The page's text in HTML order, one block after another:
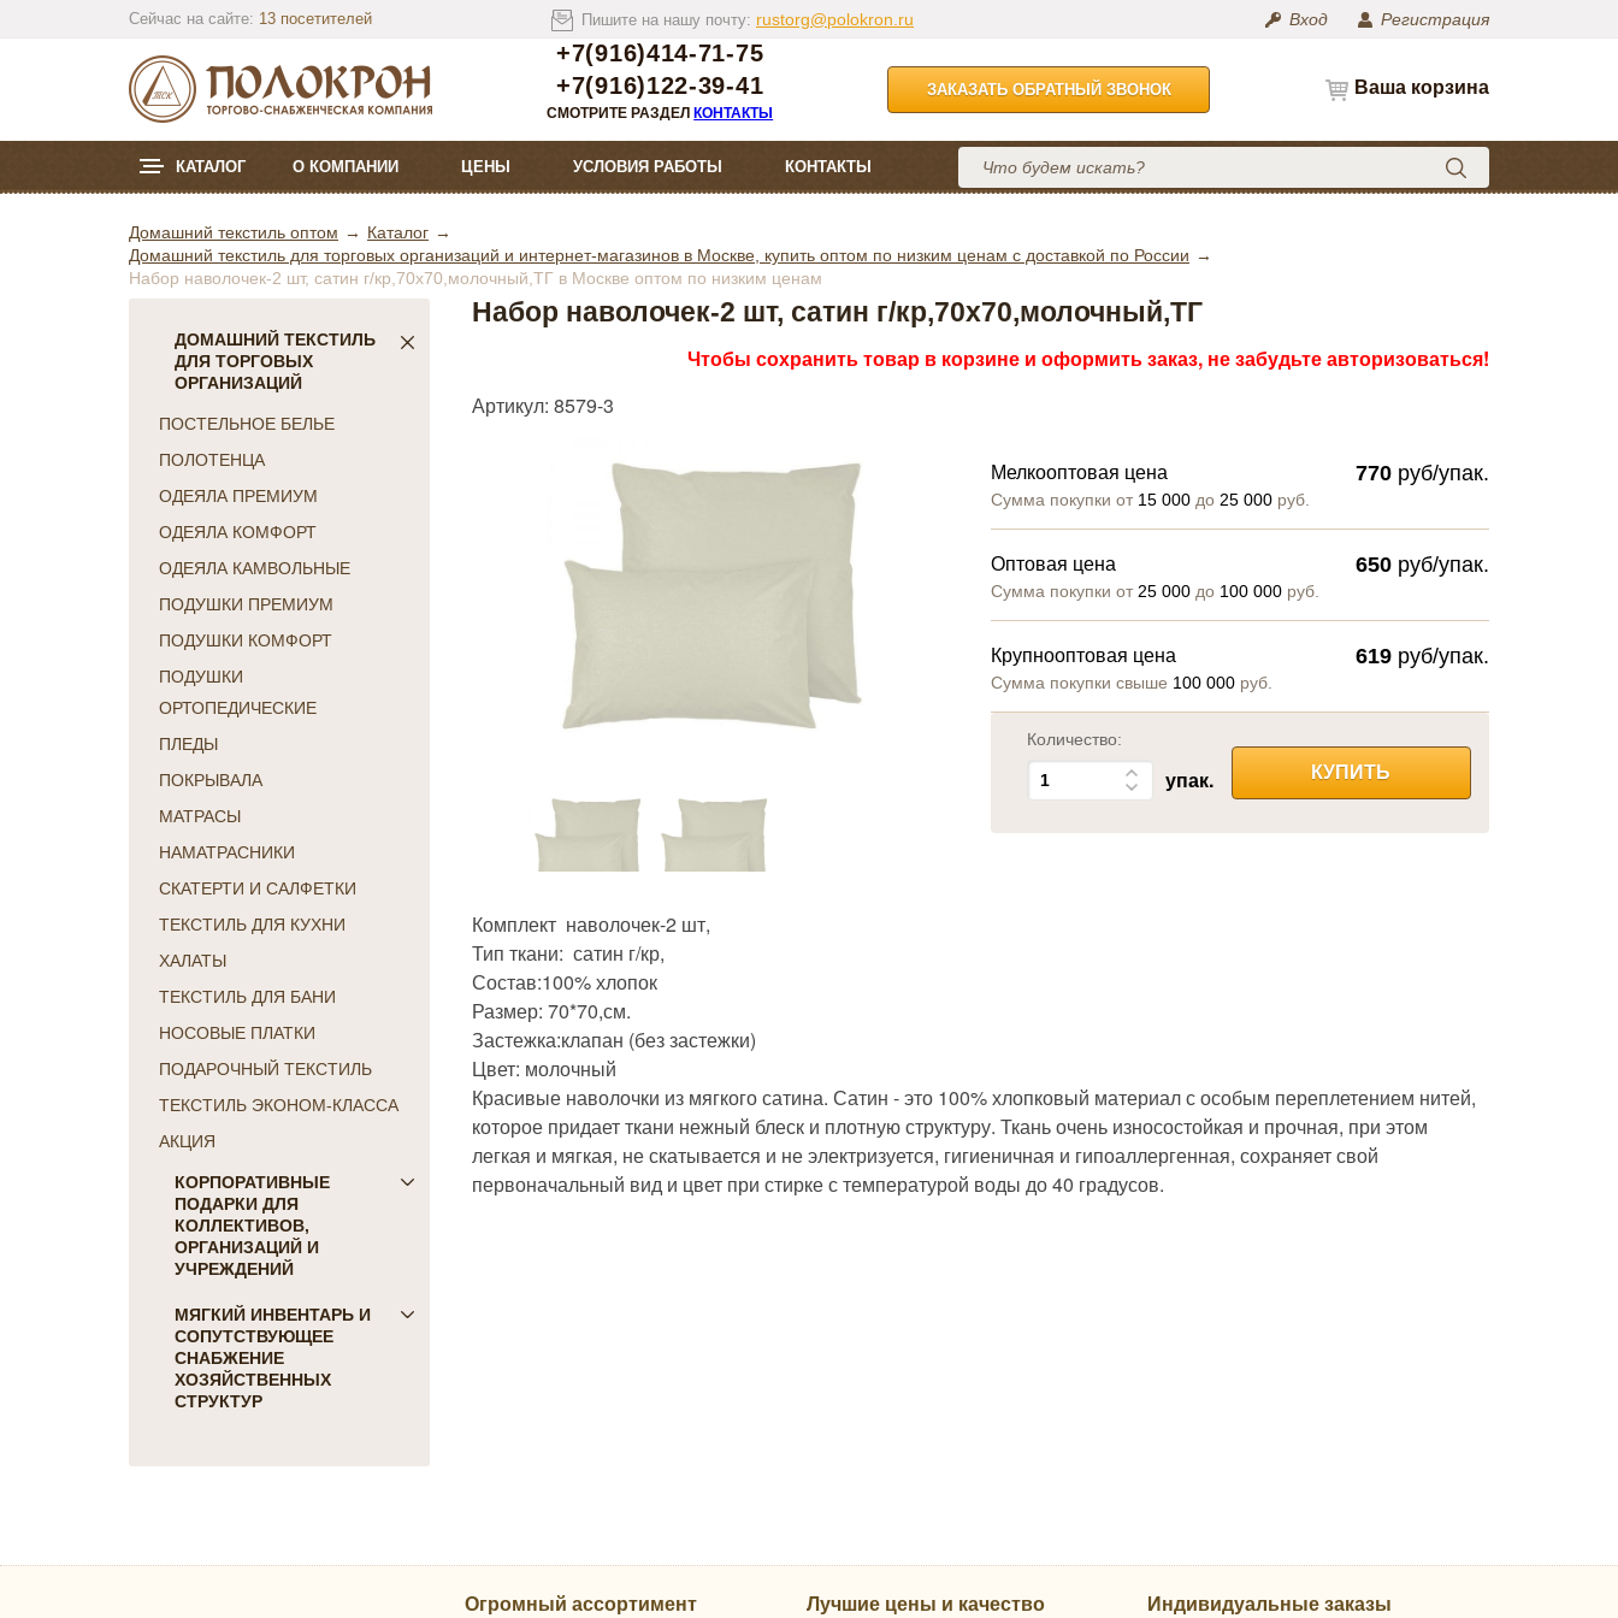
Сейчас на сайте: 13 посетителей Пишите на нашу почту: rustorg@polokron.ru Вход Регистрация
+7(916)414-71-75
+7(916)122-39-41
СМОТРИТЕ РАЗДЕЛКОНТАКТЫ
ЗАКАЗАТЬ ОБРАТНЫЙ ЗВОНОК Ваша корзина
КАТАЛОГ О КОМПАНИИ ЦЕНЫ УСЛОВИЯ РАБОТЫ КОНТАКТЫ
Домашний текстиль оптом
Каталог
Домашний текстиль для торговых организаций и интернет-магазинов в Москве, купить оптом по низким ценам с доставкой по России
Набор наволочек-2 шт, сатин г/кр,70х70,молочный,ТГ в Москве оптом по низким ценам
ДОМАШНИЙ ТЕКСТИЛЬ
ДЛЯ ТОРГОВЫХ
ОРГАНИЗАЦИЙ
ПОСТЕЛЬНОЕ БЕЛЬЕ
ПОЛОТЕНЦА
ОДЕЯЛА ПРЕМИУМ
ОДЕЯЛА КОМФОРТ
ОДЕЯЛА КАМВОЛЬНЫЕ
ПОДУШКИ ПРЕМИУМ
ПОДУШКИ КОМФОРТ
ПОДУШКИ
ОРТОПЕДИЧЕСКИЕ
ПЛЕДЫ
ПОКРЫВАЛА
МАТРАСЫ
НАМАТРАСНИКИ
СКАТЕРТИ И САЛФЕТКИ
ТЕКСТИЛЬ ДЛЯ КУХНИ
ХАЛАТЫ
ТЕКСТИЛЬ ДЛЯ БАНИ
НОСОВЫЕ ПЛАТКИ
ПОДАРОЧНЫЙ ТЕКСТИЛЬ
ТЕКСТИЛЬ ЭКОНОМ-КЛАССА
АКЦИЯ
КОРПОРАТИВНЫЕ
ПОДАРКИ ДЛЯ
КОЛЛЕКТИВОВ,
ОРГАНИЗАЦИЙ И
УЧРЕЖДЕНИЙ
ПОДАРКИ ДЛЯ КОГО:
Женщинам
Коллегам
Мужчинам
День Победы
МЯГКИЙ ИНВЕНТАРЬ И
СОПУТСТВУЮЩЕЕ
СНАБЖЕНИЕ
ХОЗЯЙСТВЕННЫХ
СТРУКТУР
Набор наволочек-2 шт, сатин г/кр,70х70,молочный,ТГ
Чтобы сохранить товар в корзине и оформить заказ, не забудьте авторизоваться!
Артикул: 8579-3
Мелкооптовая цена
Сумма покупки от 15 000до 25 000руб.
770 руб/упак.
Оптовая цена
Сумма покупки от 25 000до 100 000руб.
650 руб/упак.
Крупнооптовая цена
Сумма покупки свыше 100 000руб.
619 руб/упак.
Количество:
упак. КУПИТЬ
Комплект наволочек-2 шт,
Тип ткани: сатин г/кр,
Состав:100% хлопок
Размер: 70*70,см.
Застежка:клапан (без застежки)
Цвет: молочный
Красивые наволочки из мягкого сатина. Сатин - это 100% хлопковый материал с особым переплетением нитей,
которое придает ткани нежный блеск и плотную структуру. Ткань очень износостойкая и прочная, при этом
легкая и мягкая, не скатывается и не электризуется, гигиеничная и гипоаллергенная, сохраняет свой
первоначальный вид и цвет при стирке с температурой воды до 40 градусов.
Огромный ассортимент Лучшие цены и качество Индивидуальные заказы